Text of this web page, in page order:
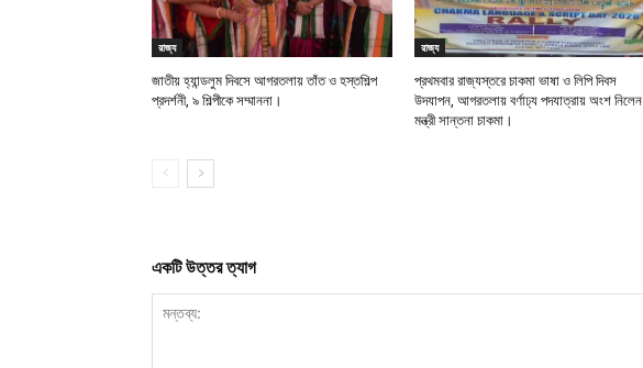
রাজ্য
জাতীয় হ্যান্ডলুম দিবসে আগরতলায় তাঁত ও হস্তশিল্প
প্রদর্শনী, ৯ শিল্পীকে সম্মাননা।
রাজ্য
প্রথমবার রাজ্যস্তরে চাকমা ভাষা ও লিপি দিবস
উদযাপন, আগরতলায় বর্ণাঢ্য পদযাত্রায় অংশ নিলেন
মন্ত্রী সান্তনা চাকমা।
একটি উত্তর ত্যাগ